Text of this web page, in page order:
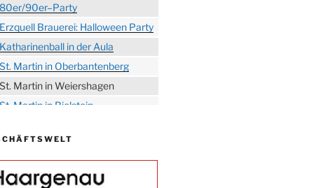
90er–Party
Brauerei: Halloween Party
in der Aula
Martin in Oberbantenberg
Martin in Weiershagen
Martin in Bielstein
der Tollitäten
Bielsteiner Männerchor
am Ehrenmal